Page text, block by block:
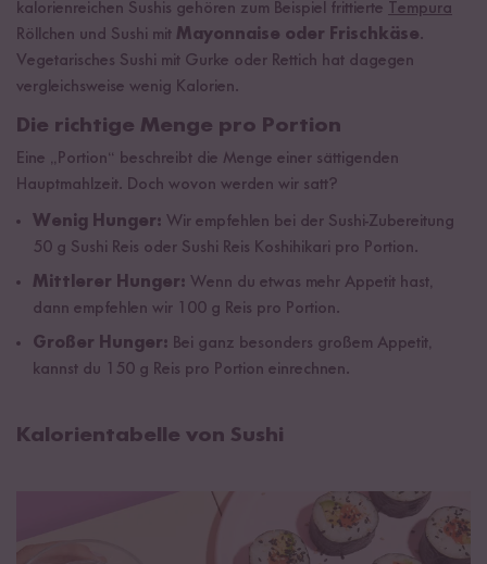
kalorienreichen Sushis gehören zum Beispiel frittierte
Tempura
Röllchen und Sushi mit Mayonnaise oder Frischkäse.
Vegetarisches Sushi mit Gurke oder Rettich hat dagegen
vergleichsweise wenig Kalorien.
Die richtige Menge pro Portion
Eine „Portion“ beschreibt die Menge einer sättigenden
Hauptmahlzeit. Doch wovon werden wir satt?
Wenig Hunger: Wir empfehlen bei der Sushi-Zubereitung
50 g Sushi Reis oder Sushi Reis Koshihikari pro Portion.
Mittlerer Hunger: Wenn du etwas mehr Appetit hast,
dann empfehlen wir 100 g Reis pro Portion.
Großer Hunger: Bei ganz besonders großem Appetit,
kannst du 150 g Reis pro Portion einrechnen.
Kalorientabelle von Sushi